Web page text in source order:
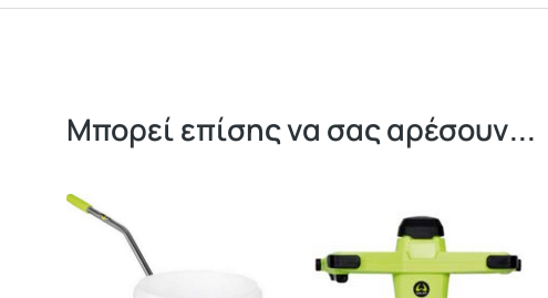
Μπορεί επίσης να σας αρέσουν...